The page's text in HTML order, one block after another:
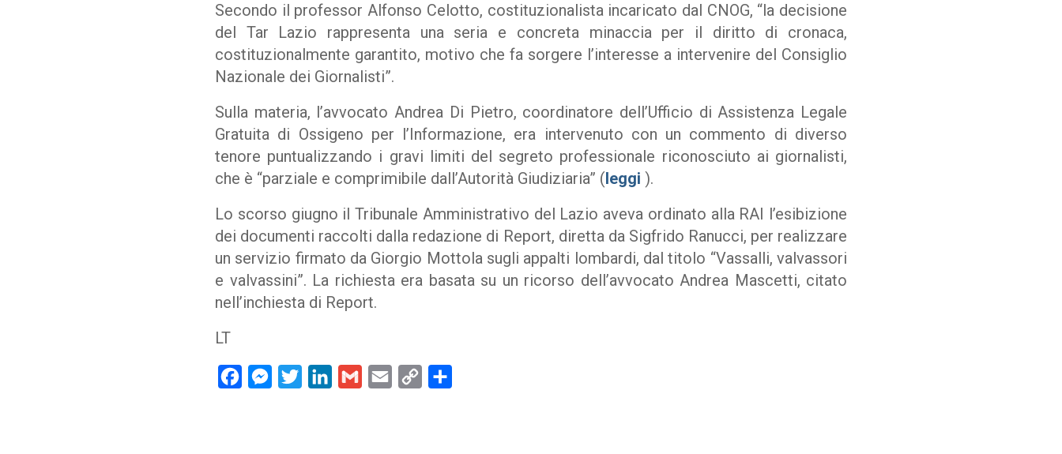
Secondo il professor Alfonso Celotto, costituzionalista incaricato dal CNOG, “la decisione
del Tar Lazio rappresenta una seria e concreta minaccia per il diritto di cronaca,
costituzionalmente garantito, motivo che fa sorgere l’interesse a intervenire del Consiglio
Nazionale dei Giornalisti”.
Sulla materia, l’avvocato Andrea Di Pietro, coordinatore dell’Ufficio di Assistenza Legale
Gratuita di Ossigeno per l’Informazione, era intervenuto con un commento di diverso
tenore puntualizzando i gravi limiti del segreto professionale riconosciuto ai giornalisti,
che è “parziale e comprimibile dall’Autorità Giudiziaria” (leggi ).
Lo scorso giugno il Tribunale Amministrativo del Lazio aveva ordinato alla RAI l’esibizione
dei documenti raccolti dalla redazione di Report, diretta da Sigfrido Ranucci, per realizzare
un servizio firmato da Giorgio Mottola sugli appalti lombardi, dal titolo “Vassalli, valvassori
e valvassini”. La richiesta era basata su un ricorso dell’avvocato Andrea Mascetti, citato
nell’inchiesta di Report.
LT
FacebookMessenger
Twitter LinkedInGmail Email
Copy